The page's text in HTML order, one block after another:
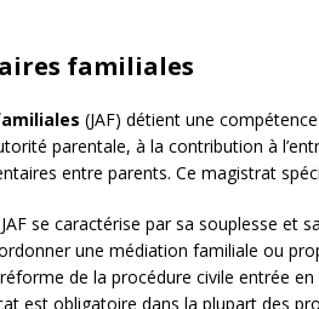
familiales
(JAF) détient une
parentale, à la contribution à
entre parents. Ce magistrat
se caractérise par sa souplesse et
une médiation familiale ou
de la procédure civile entrée
est obligatoire dans la plupart des